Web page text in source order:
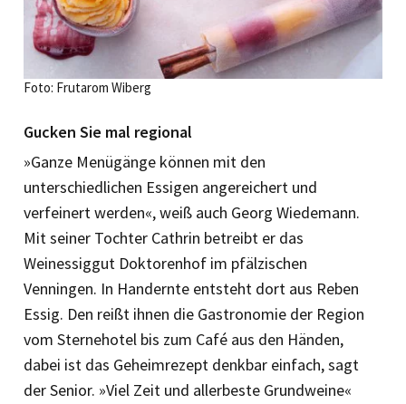
Foto: Frutarom Wiberg
Gucken Sie mal regional
»Ganze Menügänge können mit den
unterschiedlichen Essigen angereichert und
verfeinert werden«, weiß auch Georg Wiedemann.
Mit seiner Tochter Cathrin betreibt er das
Weinessiggut Doktorenhof im pfälzischen
Venningen. In Handernte entsteht dort aus Reben
Essig. Den reißt ihnen die Gastronomie der Region
vom Ster­nehotel bis zum Café aus den Händen,
dabei ist das Geheimrezept denkbar einfach, sagt
der Senior. »Viel Zeit und aller­beste Grundweine«